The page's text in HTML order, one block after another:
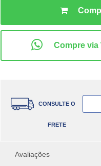
CONSULTE O
FRETE
Avaliações